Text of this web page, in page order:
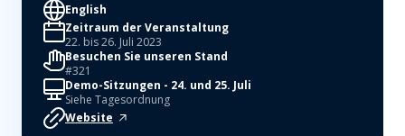
English
Zeitraum der Veranstaltung
22. bis 26. Juli 2023
Besuchen Sie unseren Stand
#321
Demo-Sitzungen - 24. und 25. Juli
Siehe Tagesordnung
Website